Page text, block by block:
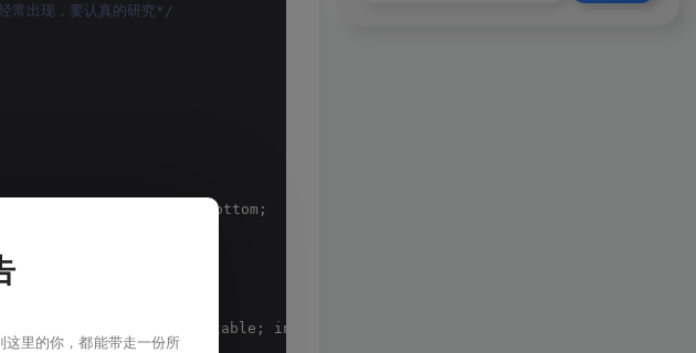
现，要认真的研究*/
middle; bottom; text-bottom;
table; inline-table; table-raw-group; table-header-
里的你，都能带走一份所